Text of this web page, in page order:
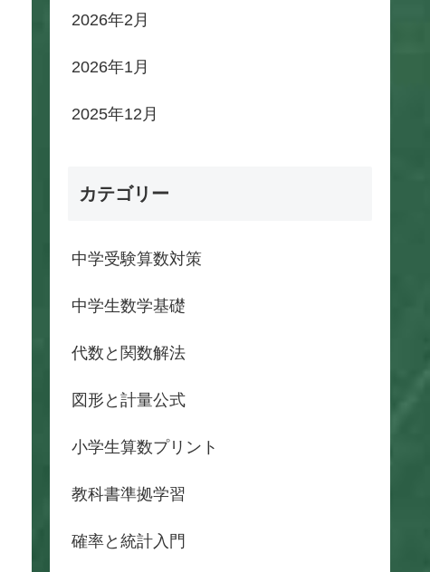
2026年2月
2026年1月
2025年12月
カテゴリー
中学受験算数対策
中学生数学基礎
代数と関数解法
図形と計量公式
小学生算数プリント
教科書準拠学習
確率と統計入門